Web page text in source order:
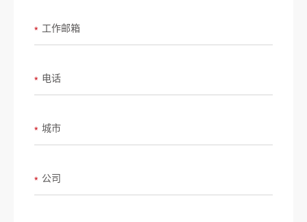
* 工作邮箱
* 电话
* 城市
* 公司